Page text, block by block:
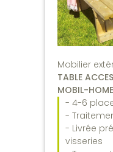
Mobilier
TABLE
MOBIL-HOME
- 4-6
-
- Livrée
visseries